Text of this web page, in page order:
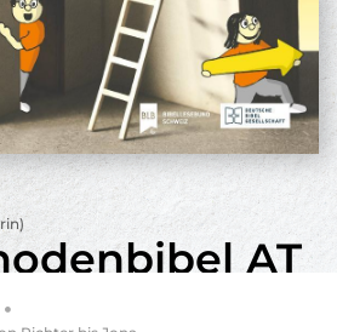
AT
bis Jona